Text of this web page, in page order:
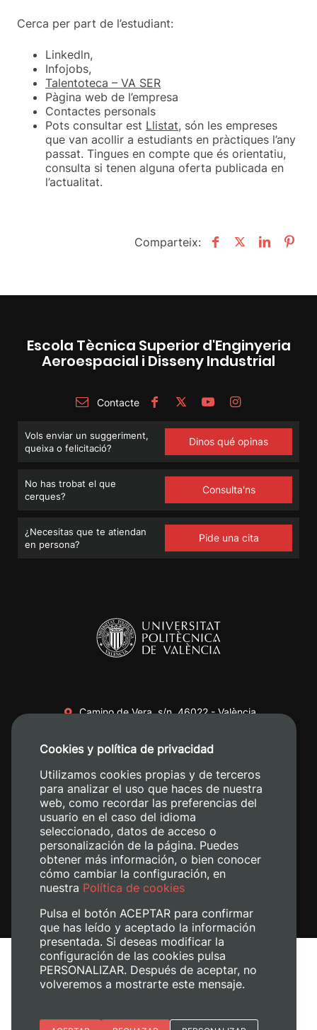
Cerca per part de l’estudiant:
Linkedln,
Infojobs,
Talentoteca – VA SER
Pàgina web de l’empresa
Contactes personals
Pots consultar est Llistat, són les empreses
que van acollir a estudiants en pràctiques l’any
passat. Tingues en compte que és orientatiu,
consulta si tenen alguna oferta publicada en
l’actualitat.
Comparteix:
Escola Tècnica Superior d'Enginyeria
Aeroespacial i Disseny Industrial
Contacte
Vols enviar un suggeriment,
queixa o felicitació?
Dinos qué opinas
No has trobat el que
cerques?
Consulta'ns
¿Necesitas que te atiendan
en persona?
Pide una cita
Camino de Vera, s/n. 46022 - València
+34 620 04 00 50
Avís legal
Política de cookies
Gestiona les galetes
Cookies y política de privacidad
Utilizamos cookies propias y de terceros
para analizar el uso que haces de nuestra
web, como recordar las preferencias del
usuario en el caso del idioma
seleccionado, datos de acceso o
personalización de la página. Puedes
obtener más información, o bien conocer
cómo cambiar la configuración, en
nuestra Política de cookies
Pulsa el botón ACEPTAR para confirmar
que has leído y aceptado la información
presentada. Si deseas modificar la
configuración de las cookies pulsa
PERSONALIZAR. Después de aceptar, no
volveremos a mostrarte este mensaje.